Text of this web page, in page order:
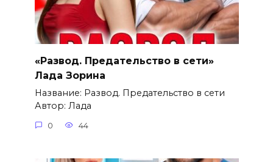
«Развод. Предательство в сети»
Лада Зорина
Название: Развод. Предательство в сети
Автор: Лада
0 44